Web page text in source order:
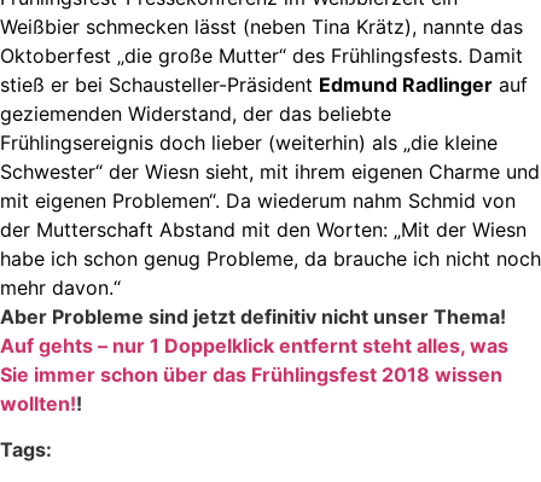
Weißbier schmecken lässt (neben Tina Krätz), nannte das
Oktoberfest „die große Mutter“ des Frühlingsfests. Damit
stieß er bei Schausteller-Präsident Edmund Radlinger auf
geziemenden Widerstand, der das beliebte
Frühlingsereignis doch lieber (weiterhin) als „die kleine
Schwester“ der Wiesn sieht, mit ihrem eigenen Charme und
mit eigenen Problemen“. Da wiederum nahm Schmid von
der Mutterschaft Abstand mit den Worten: „Mit der Wiesn
habe ich schon genug Probleme, da brauche ich nicht noch
mehr davon.“
Aber Probleme sind jetzt definitiv nicht unser Thema!
Auf gehts – nur 1 Doppelklick entfernt steht alles, was
Sie immer schon über das Frühlingsfest 2018 wissen
wollten!!
Tags: